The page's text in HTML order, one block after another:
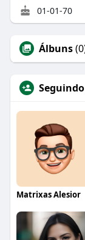
01-01-70
Álbuns
Seguindo
Matrixas Alesior